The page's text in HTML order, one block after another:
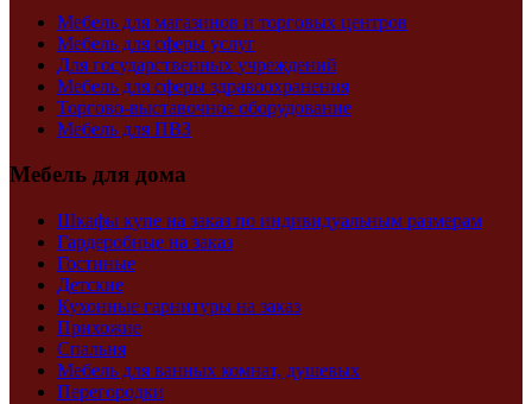
Мебель для магазинов и торговых центров
Мебель для сферы услуг
Для государственных учреждений
Мебель для сферы здравоохранения
Торгово-выставочное оборудование
Мебель для ПВЗ
Мебель для дома
Шкафы купе на заказ по индивидуальным размерам
Гардеробные на заказ
Гостиные
Детские
Кухонные гарнитуры на заказ
Прихожие
Спальня
Мебель для ванных комнат, душевых
Перегородки